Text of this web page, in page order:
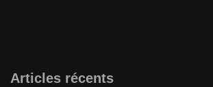
Articles récents